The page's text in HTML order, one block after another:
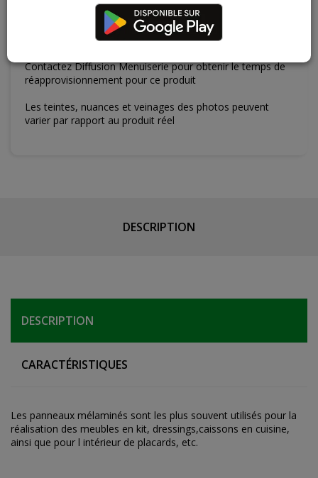
Contactez Diffusion Menuiserie pour obtenir le temps de
réapprovisionnement pour ce produit
Les teintes, nuances et veinages des photos peuvent
varier par rapport au produit réel
DESCRIPTION
DESCRIPTION
CARACTÉRISTIQUES
Les panneaux mélaminés sont les plus souvent utilisés pour la
réalisation des meubles en kit, dressings,caissons en cuisine,
ainsi que pour l intérieur de placards, etc.